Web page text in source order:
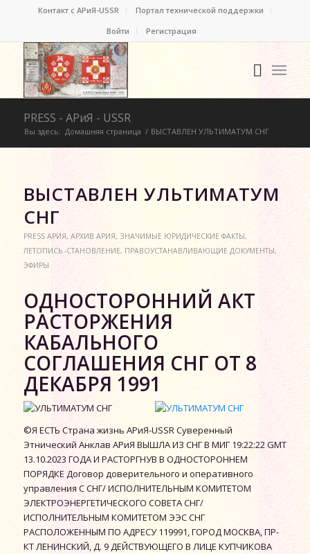
Контакт c АРиЯ-USSR
Портал технической поддержки
Войти
Регистрация
PRESS - АРиЯ - USSR
Вы здесь: Домашняя страница / ВЫСТАВЛЕН УЛЬТИМАТУМ СНГ
ВЫСТАВЛЕН УЛЬТИМАТУМ
СНГ
PRESS АРИЯ,АРХИВ АРИЯ,ЗНАЧИМЫЕ ЮРИДИЧЕСКИЕ ФАКТЫ,
ЛЕТОПИСЬ -СТАНОВЛЕНИЕ,ПРАВОУСТАНАВЛИВАЮЩИЕ ДОКУМЕНТЫ,
ЭФИРЫ
ОДНОСТОРОННИЙ АКТ
РАСТОРЖЕНИЯ
КАБАЛЬНОГО
СОГЛАШЕНИЯ СНГ ОТ 8
ДЕКАБРЯ 1991
©Я ЕСТЬ Страна жизнь АРиЯ-USSR Суверенный
Этнический Анклав АРиЯ ВЫШЛА ИЗ СНГ В МИГ 19:22:22 GMT
13.10.2023 ГОДА И РАСТОРГНУВ В ОДНОСТОРОННЕМ
ПОРЯДКЕ Договор доверительного и оперативного
управления С СНГ/ ИСПОЛНИТЕЛЬНЫМ КОМИТЕТОМ
ЭЛЕКТРОЭНЕРГЕТИЧЕСКОГО СОВЕТА СНГ/
ИСПОЛНИТЕЛЬНЫМ КОМИТЕТОМ ЭЭС СНГ
РАСПОЛОЖЕННЫМ ПО АДРЕСУ 119991, ГОРОД МОСКВА, ПР-
КТ ЛЕНИНСКИЙ, Д. 9 ДЕЙСТВУЮЩЕГО В ЛИЦЕ КУПЧИКОВА